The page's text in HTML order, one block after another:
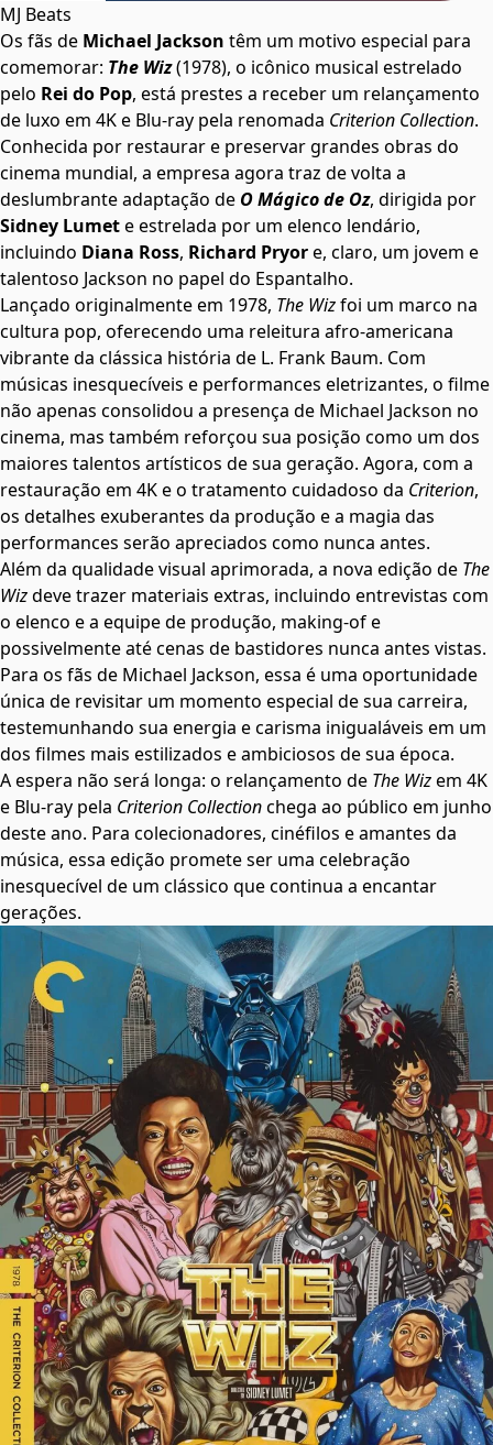
MJ Beats
Os fãs de Michael Jackson têm um motivo especial para
comemorar: The Wiz(1978), o icônico musical estrelado
pelo Rei do Pop, está prestes a receber um relançamento
de luxo em 4K e Blu-ray pela renomada Criterion Collection.
Conhecida por restaurar e preservar grandes obras do
cinema mundial, a empresa agora traz de volta a
deslumbrante adaptação de O Mágico de Oz, dirigida por
Sidney Lumete estrelada por um elenco lendário,
incluindo Diana Ross, Richard Pryore, claro, um jovem e
talentoso Jackson no papel do Espantalho.
Lançado originalmente em 1978, The Wizfoi um marco na
cultura pop, oferecendo uma releitura afro-americana
vibrante da clássica história de L. Frank Baum. Com
músicas inesquecíveis e performances eletrizantes, o filme
não apenas consolidou a presença de Michael Jackson no
cinema, mas também reforçou sua posição como um dos
maiores talentos artísticos de sua geração. Agora, com a
restauração em 4K e o tratamento cuidadoso da Criterion,
os detalhes exuberantes da produção e a magia das
performances serão apreciados como nunca antes.
Além da qualidade visual aprimorada, a nova edição de The
Wizdeve trazer materiais extras, incluindo entrevistas com
o elenco e a equipe de produção, making-of e
possivelmente até cenas de bastidores nunca antes vistas.
Para os fãs de Michael Jackson, essa é uma oportunidade
única de revisitar um momento especial de sua carreira,
testemunhando sua energia e carisma inigualáveis em um
dos filmes mais estilizados e ambiciosos de sua época.
A espera não será longa: o relançamento de The Wizem 4K
e Blu-ray pela Criterion Collectionchega ao público em junho
deste ano. Para colecionadores, cinéfilos e amantes da
música, essa edição promete ser uma celebração
inesquecível de um clássico que continua a encantar
gerações.